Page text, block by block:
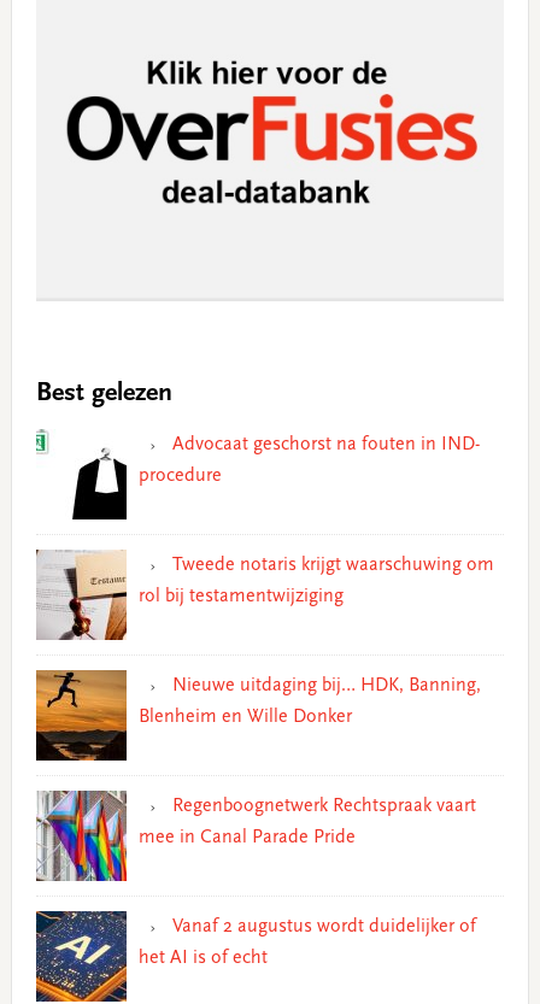
Best gelezen
Advocaat geschorst na fouten in IND-
procedure
Tweede notaris krijgt waarschuwing om
rol bij testamentwijziging
Nieuwe uitdaging bij… HDK, Banning,
Blenheim en Wille Donker
Regenboognetwerk Rechtspraak vaart
mee in Canal Parade Pride
Vanaf 2 augustus wordt duidelijker of
het AI is of echt